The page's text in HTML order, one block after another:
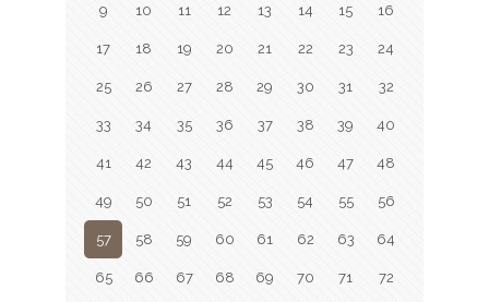
9 10 11 12 13 14 15 16
17 18 19 20 21 22 23 24
25 26 27 28 29 30 31 32
33 34 35 36 37 38 39 40
41 42 43 44 45 46 47 48
49 50 51 52 53 54 55 56
57 58 59 60 61 62 63 64
65 66 67 68 69 70 71 72